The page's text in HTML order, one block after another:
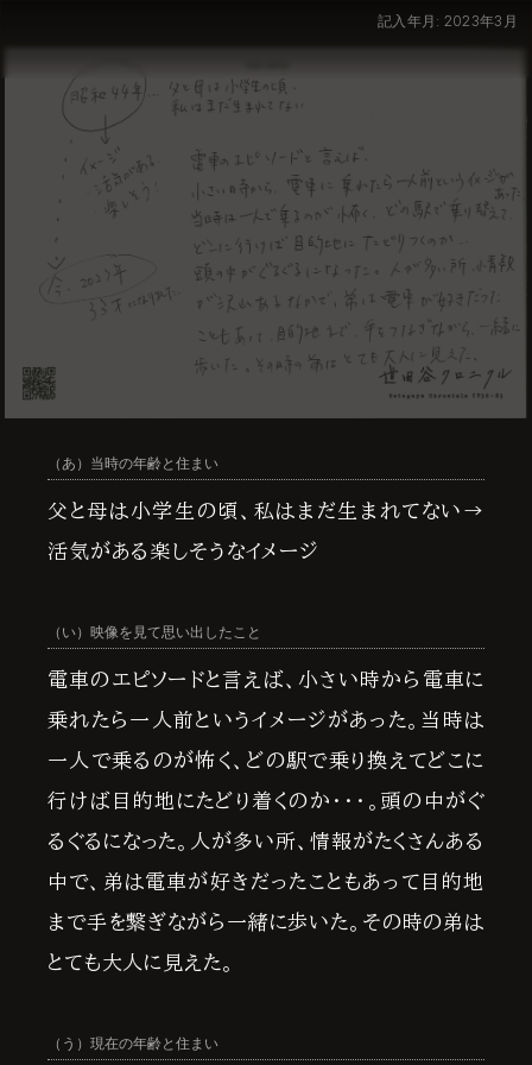
記入年月: 2023年3月
（あ）当時の年齢と住まい
父と母は小学生の頃、私はまだ生まれてない→
活気がある楽しそうなイメージ
（い）映像を見て思い出したこと
電車のエピソードと言えば、小さい時から電車に
乗れたら一人前というイメージがあった。当時は
一人で乗るのが怖く、どの駅で乗り換えてどこに
行けば目的地にたどり着くのか・・・。頭の中がぐ
るぐるになった。人が多い所、情報がたくさんある
中で、弟は電車が好きだったこともあって目的地
まで手を繋ぎながら一緒に歩いた。その時の弟は
とても大人に見えた。
（う）現在の年齢と住まい